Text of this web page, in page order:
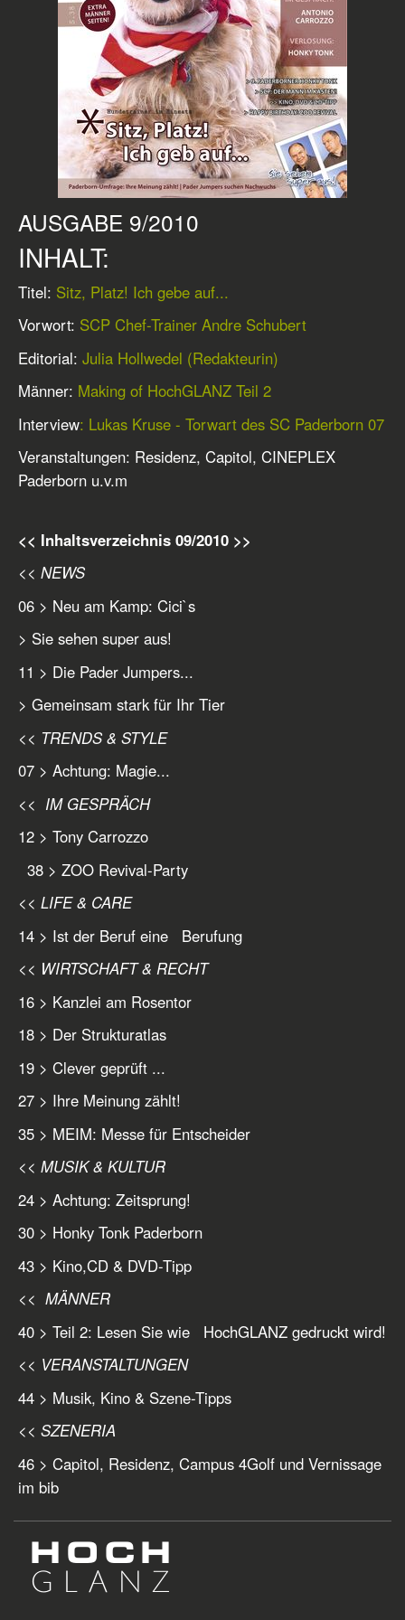
AUSGABE 9/2010
INHALT:
Titel: Sitz, Platz! Ich gebe auf...
Vorwort: SCP Chef-Trainer Andre Schubert
Editorial: Julia Hollwedel (Redakteurin)
Männer: Making of HochGLANZ Teil 2
Interview: Lukas Kruse - Torwart des SC Paderborn 07
Veranstaltungen: Residenz, Capitol, CINEPLEX
Paderborn u.v.m
<< Inhaltsverzeichnis 09/2010 >>
<< NEWS
06 > Neu am Kamp: Cici`s
> Sie sehen super aus!
11 > Die Pader Jumpers...
> Gemeinsam stark für Ihr Tier
<< TRENDS & STYLE
07 > Achtung: Magie...
<< IM GESPRÄCH
12 > Tony Carrozzo
38 > ZOO Revival-Party
<< LIFE & CARE
14 > Ist der Beruf eine Berufung
<< WIRTSCHAFT & RECHT
16 > Kanzlei am Rosentor
18 > Der Strukturatlas
19 > Clever geprüft ...
27 > Ihre Meinung zählt!
35 > MEIM: Messe für Entscheider
<< MUSIK & KULTUR
24 > Achtung: Zeitsprung!
30 > Honky Tonk Paderborn
43 > Kino,CD & DVD-Tipp
<< MÄNNER
40 > Teil 2: Lesen Sie wie HochGLANZ gedruckt wird!
<< VERANSTALTUNGEN
44 > Musik, Kino & Szene-Tipps
<< SZENERIA
46 > Capitol, Residenz, Campus 4Golf und Vernissage
im bib